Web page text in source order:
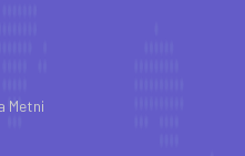
Metni